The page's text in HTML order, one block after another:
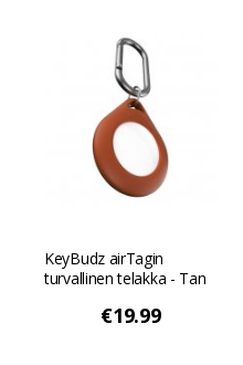
KeyBudz airTagin
turvallinen telakka - Tan
€19.99